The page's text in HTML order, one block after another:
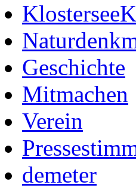
Geschichte
Mitmachen
Verein
demeter